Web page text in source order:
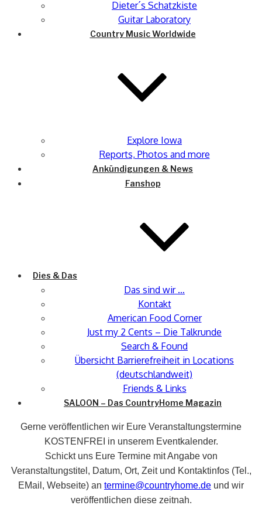
Dieter´s Schatzkiste
Guitar Laboratory
Country Music Worldwide
Explore Iowa
Reports, Photos and more
Ankündigungen & News
Fanshop
Dies & Das
Das sind wir …
Kontakt
American Food Corner
Just my 2 Cents – Die Talkrunde
Search & Found
Übersicht Barrierefreiheit in Locations
(deutschlandweit)
Friends & Links
SALOON – Das CountryHome Magazin
Gerne veröffentlichen wir Eure Veranstaltungstermine
KOSTENFREI in unserem Eventkalender.
Schickt uns Eure Termine mit Angabe von
Veranstaltungstitel, Datum, Ort, Zeit und Kontaktinfos (Tel.,
EMail, Webseite) an termine@countryhome.de und wir
veröffentlichen diese zeitnah.